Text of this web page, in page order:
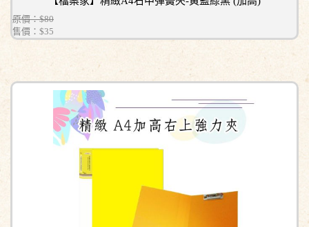
原價：$80
售價： $35